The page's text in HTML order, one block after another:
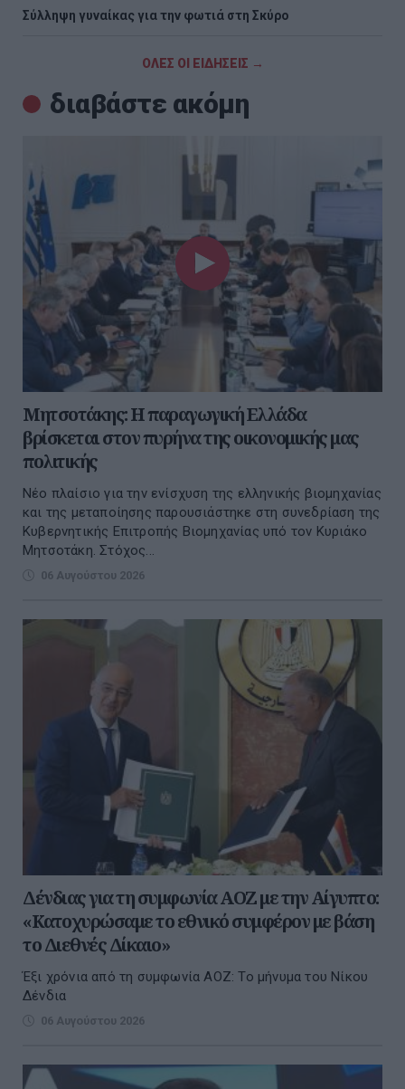
Σύλληψη γυναίκας για την φωτιά στη Σκύρο
ΟΛΕΣ ΟΙ ΕΙΔΗΣΕΙΣ →
διαβάστε ακόμη
Μητσοτάκης: Η παραγωγική Ελλάδα
βρίσκεται στον πυρήνα της οικονομικής μας
πολιτικής
Νέο πλαίσιο για την ενίσχυση της ελληνικής βιομηχανίας
και της μεταποίησης παρουσιάστηκε στη συνεδρίαση της
Κυβερνητικής Επιτροπής Βιομηχανίας υπό τον Κυριάκο
Μητσοτάκη. Στόχος...
06 Αυγούστου 2026
Δένδιας για τη συμφωνία ΑΟΖ με την Αίγυπτο:
«Κατοχυρώσαμε το εθνικό συμφέρον με βάση
το Διεθνές Δίκαιο»
Έξι χρόνια από τη συμφωνία ΑΟΖ: Το μήνυμα του Νίκου
Δένδια
06 Αυγούστου 2026